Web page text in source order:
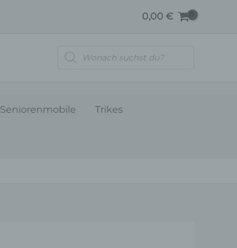
0,00 €
Products
search
Seniorenmobile Trikes